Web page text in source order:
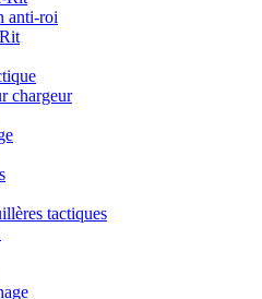
anti-roi
chargeur
tactiques